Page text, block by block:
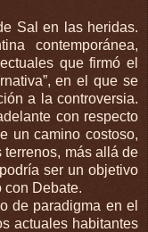
Sal en las heridas.
contemporánea,
que firmó el
en el que se
a la controversia.
con respecto
un camino costoso,
terrenos, más allá de
ser un objetivo
con Debate.
de paradigma en el
actuales habitantes